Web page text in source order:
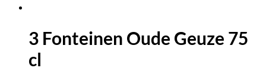
3 Fonteinen Oude Geuze 75
cl